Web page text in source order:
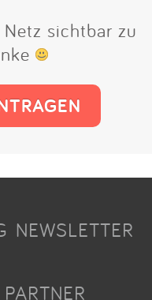
sichtbar zu
NEWSLETTER
PARTNER